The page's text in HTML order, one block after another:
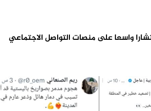
واسعا على منصات التواصل الاجتماعي
المتداول يعود إلى القوات ا...